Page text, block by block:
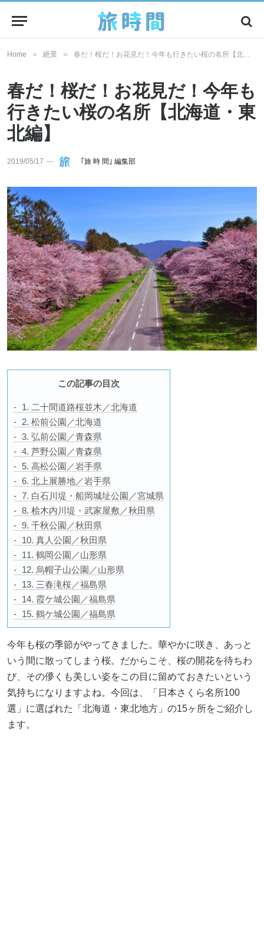
Home » 絶景 » 春だ！桜だ！お花見だ！今年も行きたい桜の名所【北海道・東北編】
春だ！桜だ！お花見だ！今年も
行きたい桜の名所【北海道・東
北編】
2019/05/17 ｢旅 時 間｣ 編集部
この記事の目次
1. 二十間道路桜並木／北海道
2. 松前公園／北海道
3. 弘前公園／青森県
4. 芦野公園／青森県
5. 高松公園／岩手県
6. 北上展勝地／岩手県
7. 白石川堤・船岡城址公園／宮城県
8. 桧木内川堤・武家屋敷／秋田県
9. 千秋公園／秋田県
10. 真人公園／秋田県
11. 鶴岡公園／山形県
12. 烏帽子山公園／山形県
13. 三春滝桜／福島県
14. 霞ケ城公園／福島県
15. 鶴ケ城公園／福島県
今年も桜の季節がやってきました。華やかに咲き、あっと
いう間に散ってしまう桜。だからこそ、桜の開花を待ちわ
び、その儚くも美しい姿をこの目に留めておきたいという
気持ちになりますよね。今回は、「日本さくら名所100
選」に選ばれた「北海道・東北地方」の15ヶ所をご紹介し
ます。